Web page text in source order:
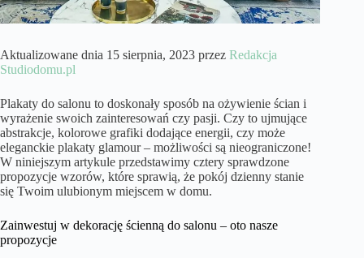
Aktualizowane dnia 15 sierpnia, 2023 przez Redakcja
Studiodomu.pl
Plakaty do salonu to doskonały sposób na ożywienie ścian i
wyrażenie swoich zainteresowań czy pasji. Czy to ujmujące
abstrakcje, kolorowe grafiki dodające energii, czy może
eleganckie plakaty glamour – możliwości są nieograniczone!
W niniejszym artykule przedstawimy cztery sprawdzone
propozycje wzorów, które sprawią, że pokój dzienny stanie
się Twoim ulubionym miejscem w domu.
Zainwestuj w dekorację ścienną do salonu – oto nasze
propozycje